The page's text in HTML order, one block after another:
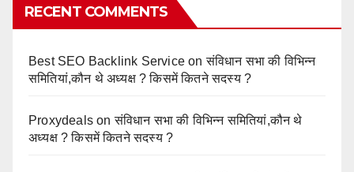
RECENT COMMENTS
Best SEO Backlink Service onसंविधान सभा की विभिन्न
समितियां,कौन थे अध्यक्ष ? किसमें कितने सदस्य ?
Proxydeals onसंविधान सभा की विभिन्न समितियां,कौन थे
अध्यक्ष ? किसमें कितने सदस्य ?